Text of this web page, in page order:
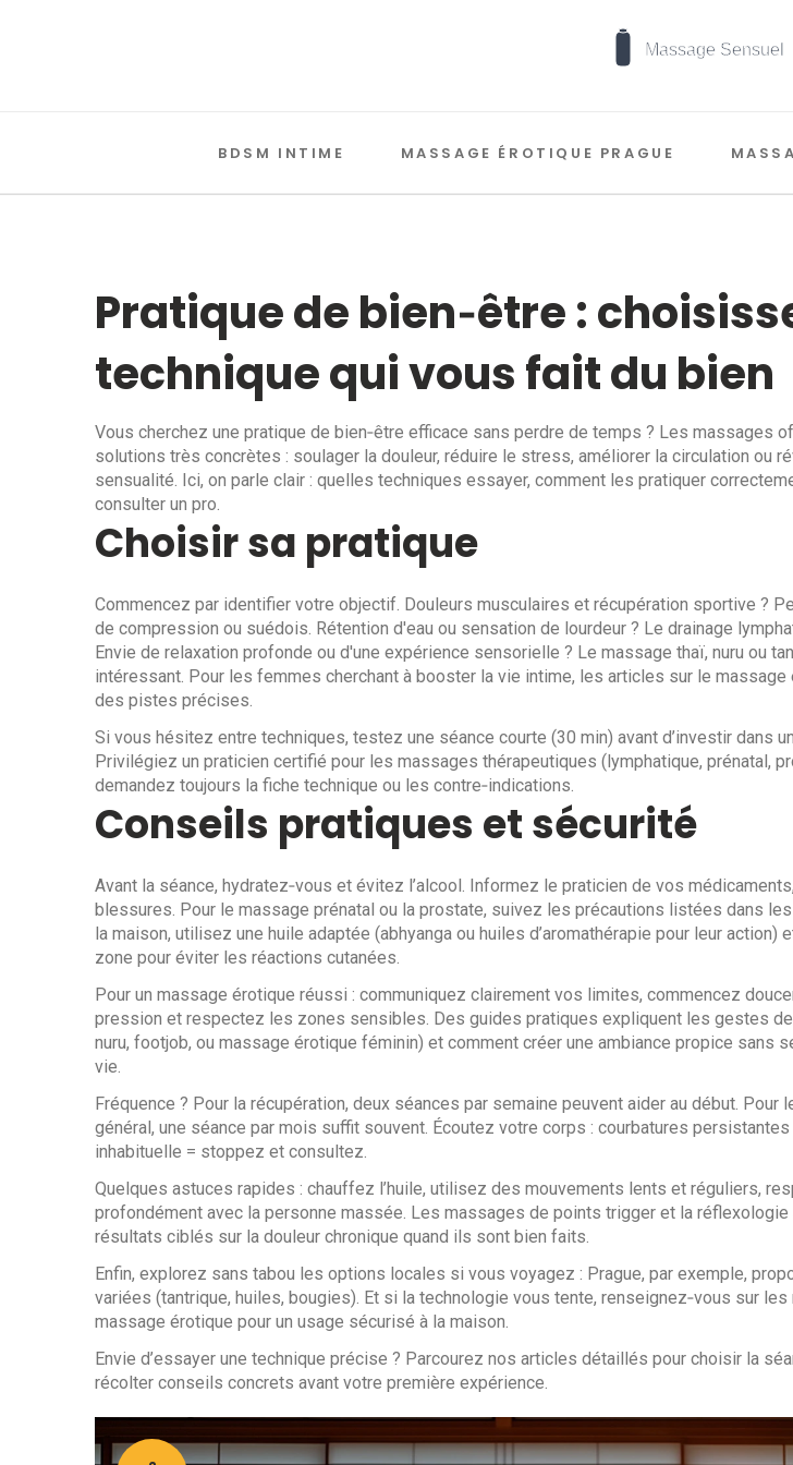
BDSM INTIME MASSAGE ÉROTIQUE PRAGUE
Pratique de bien‑être :
technique qui vous fait du bien
Vous cherchez une pratique de bien‑être efficace sans perdre de temps ? Les massages
solutions très concrètes : soulager la douleur, réduire le stress, améliorer la circulation ou
sensualité. Ici, on parle clair : quelles techniques essayer, comment les pratiquer
consulter un pro.
Choisir sa pratique
Commencez par identifier votre objectif. Douleurs musculaires et récupération sportive ?
de compression ou suédois. Rétention d'eau ou sensation de lourdeur ? Le drainage
Envie de relaxation profonde ou d'une expérience sensorielle ? Le massage thaï, nuru ou
intéressant. Pour les femmes cherchant à booster la vie intime, les articles sur le massage
des pistes précises.
Si vous hésitez entre techniques, testez une séance courte (30 min) avant d’investir dans
Privilégiez un praticien certifié pour les massages thérapeutiques (lymphatique, prénatal,
demandez toujours la fiche technique ou les contre‑indications.
Conseils pratiques et sécurité
Avant la séance, hydratez‑vous et évitez l’alcool. Informez le praticien de vos
blessures. Pour le massage prénatal ou la prostate, suivez les précautions listées dans
la maison, utilisez une huile adaptée (abhyanga ou huiles d’aromathérapie pour leur action)
zone pour éviter les réactions cutanées.
Pour un massage érotique réussi : communiquez clairement vos limites, commencez
pression et respectez les zones sensibles. Des guides pratiques expliquent les gestes
nuru, footjob, ou massage érotique féminin) et comment créer une ambiance propice sans
vie.
Fréquence ? Pour la récupération, deux séances par semaine peuvent aider au début. Pour
général, une séance par mois suffit souvent. Écoutez votre corps : courbatures
inhabituelle = stoppez et consultez.
Quelques astuces rapides : chauffez l’huile, utilisez des mouvements lents et réguliers,
profondément avec la personne massée. Les massages de points trigger et la
résultats ciblés sur la douleur chronique quand ils sont bien faits.
Enfin, explorez sans tabou les options locales si vous voyagez : Prague, par exemple,
variées (tantrique, huiles, bougies). Et si la technologie vous tente, renseignez‑vous sur les
massage érotique pour un usage sécurisé à la maison.
Envie d’essayer une technique précise ? Parcourez nos articles détaillés pour choisir la
récolter conseils concrets avant votre première expérience.